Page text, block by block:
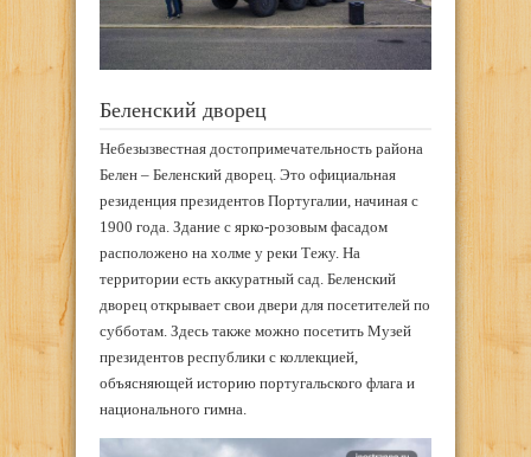
Беленский дворец
Небезызвестная достопримечательность района
Белен – Беленский дворец. Это официальная
резиденция президентов Португалии, начиная с
1900 года. Здание с ярко-розовым фасадом
расположено на холме у реки Тежу. На
территории есть аккуратный сад. Беленский
дворец открывает свои двери для посетителей по
субботам. Здесь также можно посетить Музей
президентов республики с коллекцией,
объясняющей историю португальского флага и
национального гимна.